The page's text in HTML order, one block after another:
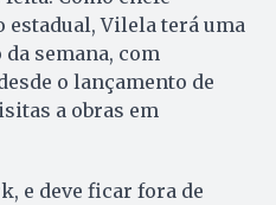
Vilela terá uma
semana, com
o lançamento de
a obras em
e deve ficar fora de